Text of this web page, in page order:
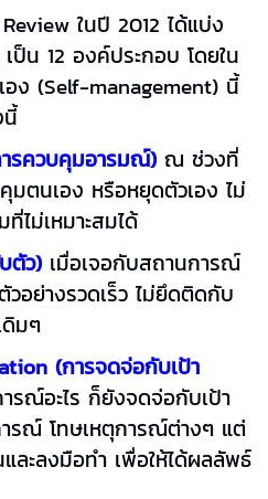
ในปี 2012 ได้แบ่ง
ป็น 12 องค์ประกอบ โดยใน
อง (Self-management) นี้
นี้
รควบคุมอารมณ์) ณ ช่วงที่
ตนเอง หรือหยุดตัวเอง ไม่
ไม่เหมาะสมได้
ตัว) เมื่อเจอกับสถานการณ์
อย่างรวดเร็ว ไม่ยึดติดกับ
มๆ
(การจดจ่อกับเป้า
ารณ์อะไร ก็ยังจดจ่อกับเป้า
รณ์ โทษเหตุการณ์ต่างๆ แต่
ละลงมือทำ เพื่อให้ได้ผลลัพธ์